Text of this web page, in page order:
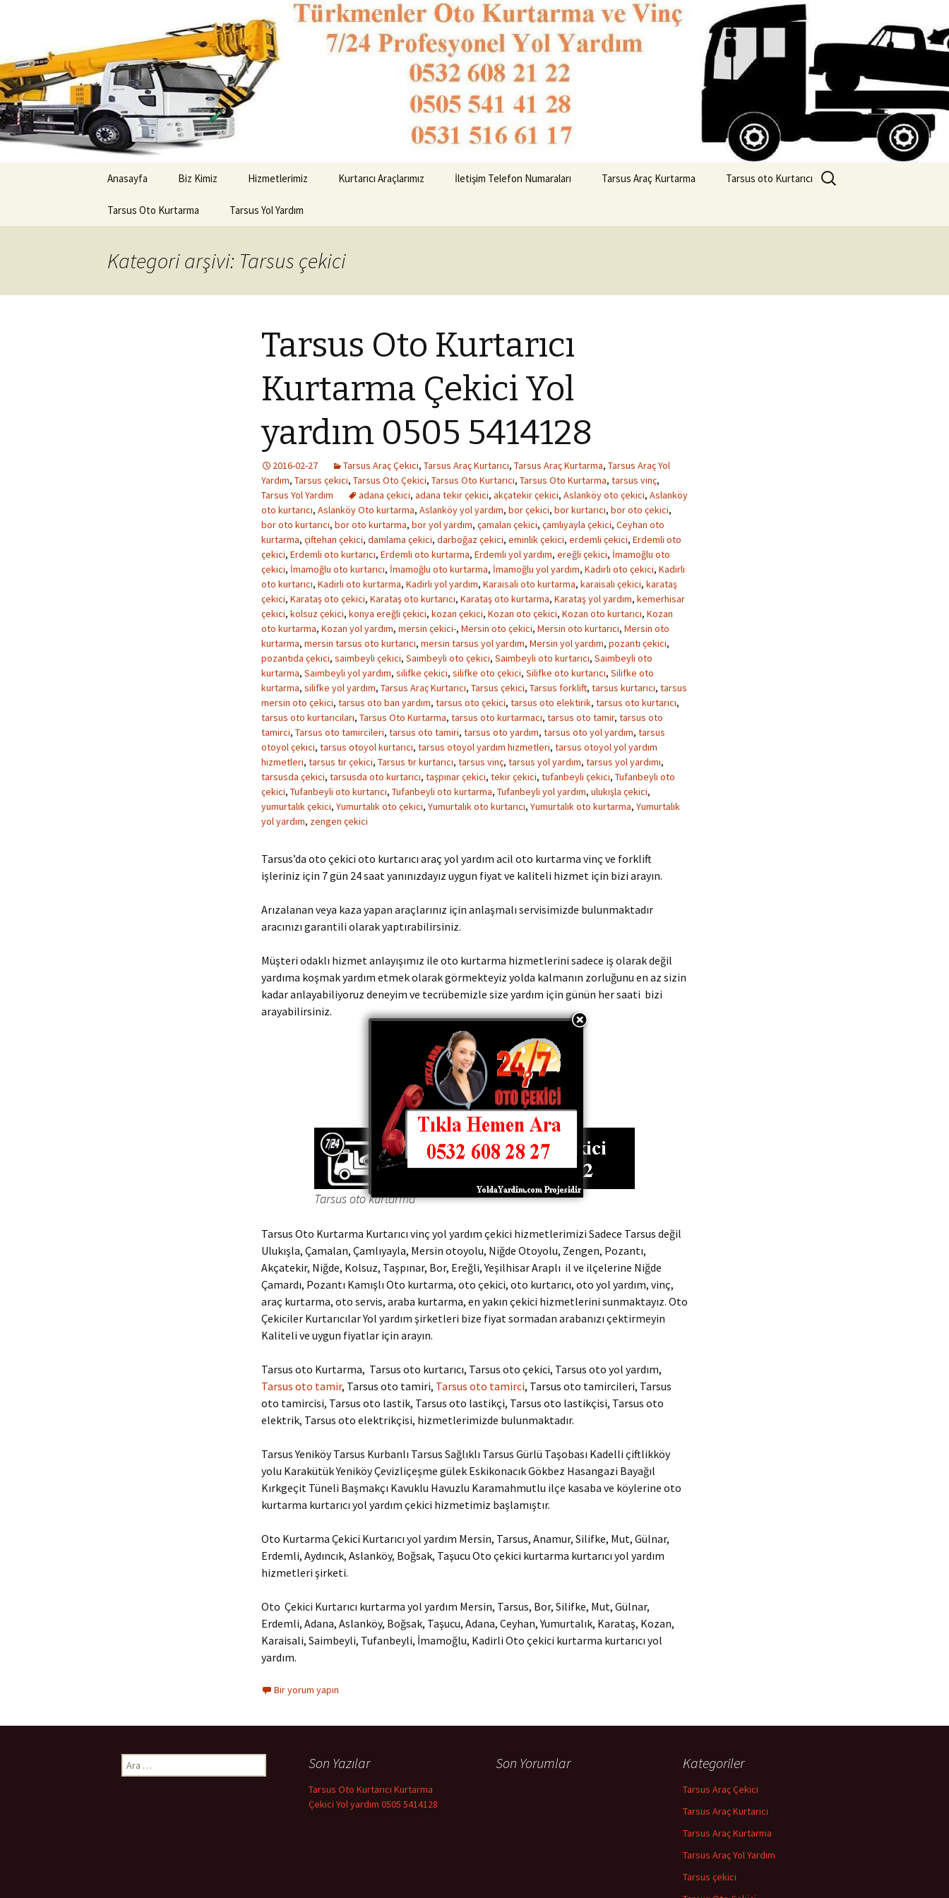
Tarsus Oto Kurtarma 0532 6082827
Kurtarıcı çekici oto yol yardım
İçeriğe
Anasayfa Biz Kimiz Hizmetlerimiz Kurtarıcı Araçlarımız İletişim Telefon Numaraları Tarsus Araç Kurtarma Tarsus oto Kurtarıcı
Tarsus Oto Kurtarma Tarsus Yol Yardım
Arama:
Kategori arşivi: Tarsus çekici
Tarsus Oto Kurtarıcı
Kurtarma Çekici Yol
yardım 0505 5414128
2016-02-27 Tarsus Araç Çekici, Tarsus Araç Kurtarıcı, Tarsus Araç Kurtarma, Tarsus Araç Yol
Yardım, Tarsus çekici, Tarsus Oto Çekici, Tarsus Oto Kurtarıcı, Tarsus Oto Kurtarma, tarsus vinç,
Tarsus Yol Yardım
adana çekici, adana tekir çekici, akçatekir çekici, Aslanköy oto çekici, Aslanköy
oto kurtarıcı, Aslanköy Oto kurtarma, Aslanköy yol yardım, bor çekici, bor kurtarıcı, bor oto çekici,
bor oto kurtarıcı, bor oto kurtarma, bor yol yardım, çamalan çekici, çamlıyayla çekici, Ceyhan oto
kurtarma, çiftehan çekici, damlama çekici, darboğaz çekici, eminlik çekici, erdemli çekici, Erdemli oto
çekici, Erdemli oto kurtarıcı, Erdemli oto kurtarma, Erdemli yol yardım, ereğli çekici, İmamoğlu oto
çekici, İmamoğlu oto kurtarıcı, İmamoğlu oto kurtarma, İmamoğlu yol yardım, Kadirli oto çekici, Kadirli
oto kurtarıcı, Kadirli oto kurtarma, Kadirli yol yardım, Karaisali oto kurtarma, karaisalı çekici, karataş
çekici, Karataş oto çekici, Karataş oto kurtarıcı, Karataş oto kurtarma, Karataş yol yardım, kemerhisar
çekici, kolsuz çekici, konya ereğli çekici, kozan çekici, Kozan oto çekici, Kozan oto kurtarıcı, Kozan
oto kurtarma, Kozan yol yardım, mersin çekici-, Mersin oto çekici, Mersin oto kurtarıcı, Mersin oto
kurtarma, mersin tarsus oto kurtarıcı, mersin tarsus yol yardım, Mersin yol yardım, pozantı çekici,
pozantıda çekici, saimbeyli çekici, Saimbeyli oto çekici, Saimbeyli oto kurtarıcı, Saimbeyli oto
kurtarma, Saimbeyli yol yardım, silifke çekici, silifke oto çekici, Silifke oto kurtarıcı, Silifke oto
kurtarma, silifke yol yardım, Tarsus Araç Kurtarıcı, Tarsus çekici, Tarsus forklift, tarsus kurtarıcı, tarsus
mersin oto çekici, tarsus oto ban yardım, tarsus oto çekici, tarsus oto elektirik, tarsus oto kurtarıcı,
tarsus oto kurtarıcıları, Tarsus Oto Kurtarma, tarsus oto kurtarmacı, tarsus oto tamir, tarsus oto
tamirci, Tarsus oto tamircileri, tarsus oto tamiri, tarsus oto yardım, tarsus oto yol yardım, tarsus
otoyol çekici, tarsus otoyol kurtarıcı, tarsus otoyol yardım hizmetleri, tarsus otoyol yol yardım
hizmetleri, tarsus tır çekici, Tarsus tır kurtarıcı, tarsus vinç, tarsus yol yardım, tarsus yol yardımı,
tarsusda çekici, tarsusda oto kurtarıcı, taşpınar çekici, tekir çekici, tufanbeyli çekici, Tufanbeyli oto
çekici, Tufanbeyli oto kurtarıcı, Tufanbeyli oto kurtarma, Tufanbeyli yol yardım, ulukışla çekici,
yumurtalık çekici, Yumurtalık oto çekici, Yumurtalık oto kurtarıcı, Yumurtalık oto kurtarma, Yumurtalık
yol yardım, zengen çekici
Tarsus’da oto çekici oto kurtarıcı araç yol yardım acil oto kurtarma vinç ve forklift
işleriniz için 7 gün 24 saat yanınızdayız uygun fiyat ve kaliteli hizmet için bizi arayın.
Arızalanan veya kaza yapan araçlarınız için anlaşmalı servisimizde bulunmaktadır
aracınızı garantili olarak yaptırabilirsiniz.
Müşteri odaklı hizmet anlayışımız ile oto kurtarma hizmetlerini sadece iş olarak değil
yardıma koşmak yardım etmek olarak görmekteyiz yolda kalmanın zorluğunu en az sizin
kadar anlayabiliyoruz deneyim ve tecrübemizle size yardım için günün her saati bizi
arayabilirsiniz.
0532 608 21 22
0505 541 41 28
Tarsus oto kurtarma
Tarsus Oto Kurtarma Kurtarıcı vinç yol yardım çekici hizmetlerimizi Sadece Tarsus değil
Ulukışla, Çamalan, Çamlıyayla, Mersin otoyolu, Niğde Otoyolu, Zengen, Pozantı,
Akçatekir, Niğde, Kolsuz, Taşpınar, Bor, Ereğli, Yeşilhisar Araplı il ve ilçelerine Niğde
Çamardı, Pozantı Kamışlı Oto kurtarma, oto çekici, oto kurtarıcı, oto yol yardım, vinç,
araç kurtarma, oto servis, araba kurtarma, en yakın çekici hizmetlerini sunmaktayız. Oto
Çekiciler Kurtarıcılar Yol yardım şirketleri bize fiyat sormadan arabanızı çektirmeyin
Kaliteli ve uygun fiyatlar için arayın.
Tarsus oto Kurtarma, Tarsus oto kurtarıcı, Tarsus oto çekici, Tarsus oto yol yardım,
Tarsus oto tamir, Tarsus oto tamiri, Tarsus oto tamirci, Tarsus oto tamircileri, Tarsus
oto tamircisi, Tarsus oto lastik, Tarsus oto lastikçi, Tarsus oto lastikçisi, Tarsus oto
elektrik, Tarsus oto elektrikçisi, hizmetlerimizde bulunmaktadır.
Tarsus Yeniköy Tarsus Kurbanlı Tarsus Sağlıklı Tarsus Gürlü Taşobası Kadelli çiftlikköy
yolu Karakütük Yeniköy Çevizliçeşme gülek Eskikonacık Gökbez Hasangazi Bayağıl
Kırkgeçit Tüneli Başmakçı Kavuklu Havuzlu Karamahmutlu ilçe kasaba ve köylerine oto
kurtarma kurtarıcı yol yardım çekici hizmetimiz başlamıştır.
Oto Kurtarma Çekici Kurtarıcı yol yardım Mersin, Tarsus, Anamur, Silifke, Mut, Gülnar,
Erdemli, Aydıncık, Aslanköy, Boğsak, Taşucu Oto çekici kurtarma kurtarıcı yol yardım
hizmetleri şirketi.
Oto Çekici Kurtarıcı kurtarma yol yardım Mersin, Tarsus, Bor, Silifke, Mut, Gülnar,
Erdemli, Adana, Aslanköy, Boğsak, Taşucu, Adana, Ceyhan, Yumurtalık, Karataş, Kozan,
Karaisali, Saimbeyli, Tufanbeyli, İmamoğlu, Kadirli Oto çekici kurtarma kurtarıcı yol
yardım.
Bir yorum yapın
r
Son Yazılar
Tarsus Oto Kurtarıcı Kurtarma
Çekici Yol yardım 0505 5414128
Son Yorumlar Kategoriler
Tarsus Araç Çekici
Tarsus Araç Kurtarıcı
Tarsus Araç Kurtarma
Tarsus Araç Yol Yardım
Tarsus çekici